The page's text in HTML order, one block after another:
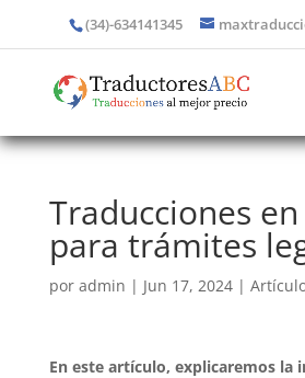
(34)-634141345
Traducciones
para trámites
por admin | Jun 17, 2024|
En este artículo, explicaremos la